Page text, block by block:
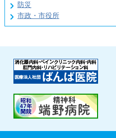
防災
市政・市役所